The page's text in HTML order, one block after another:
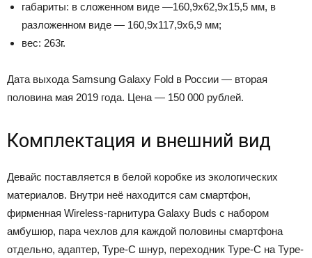
габариты: в сложенном виде —160,9х62,9х15,5 мм, в
разложенном виде — 160,9х117,9х6,9 мм;
вес: 263г.
Дата выхода Samsung Galaxy Fold в России — вторая
половина мая 2019 года. Цена — 150 000 рублей.
Комплектация и внешний вид
Девайс поставляется в белой коробке из экологических
материалов. Внутри неё находится сам смартфон,
фирменная Wireless-гарнитура Galaxy Buds с набором
амбушюр, пара чехлов для каждой половины смартфона
отдельно, адаптер, Type-C шнур, переходник Type-C на Type-